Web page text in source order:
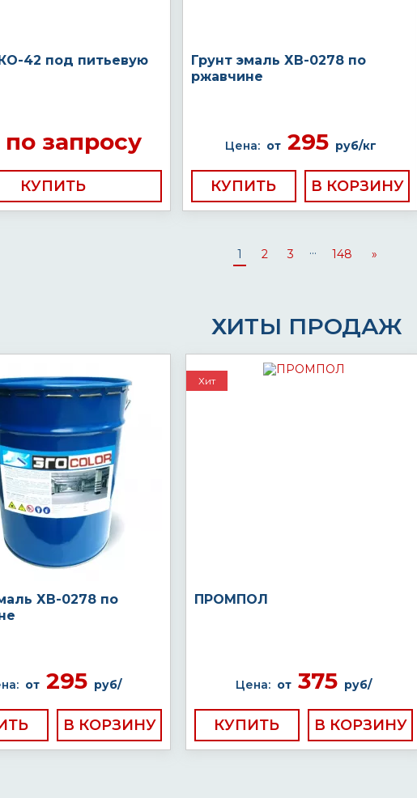
42 под питьевую
запросу
КУПИТЬ
Грунт эмаль ХВ-0278 по
ржавчине
Цена: от295 руб/кг
КУПИТЬ
1 2 3 ... 148 »
ХИТЫ ПРОДАЖ
ХВ-0278 по
от 295 руб/
Хит
ПРОМПОЛ
Цена: от 375 руб/
КУПИТЬ